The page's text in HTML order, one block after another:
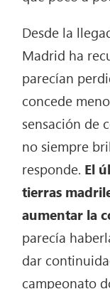
Desde la
Madrid ha
parecían
concede
sensación de
no siempre
responde. El
tierras
aumentar la
parecía
dar
campeonato